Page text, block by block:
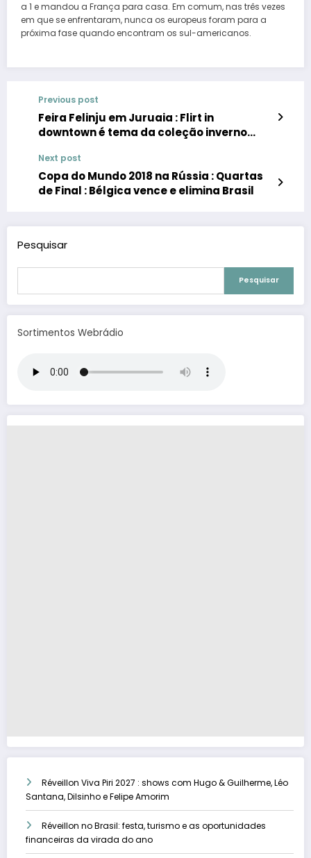
a 1 e mandou a França para casa. Em comum, nas três vezes
em que se enfrentaram, nunca os europeus foram para a
próxima fase quando encontram os sul-americanos.
Previous post
Feira Felinju em Juruaia : Flirt in
downtown é tema da coleção inverno
Next post
Copa do Mundo 2018 na Rússia : Quartas
de Final : Bélgica vence e elimina Brasil
Pesquisar
Pesquisar
Sortimentos Webrádio
Réveillon Viva Piri 2027 : shows com Hugo & Guilherme, Léo
Santana, Dilsinho e Felipe Amorim
Réveillon no Brasil: festa, turismo e as oportunidades
financeiras da virada do ano